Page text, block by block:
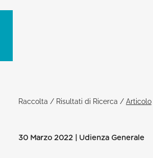
Raccolta / Risultati di Ricerca / Articolo
30 Marzo 2022 | Udienza Generale